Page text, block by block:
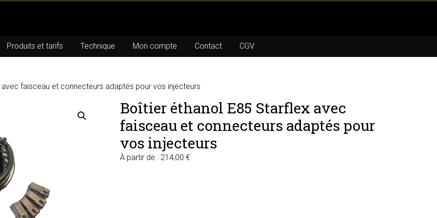
Produits et tarifs Technique Mon compte Contact CGV
faisceau et connecteurs adaptés pour vos injecteurs
Boîtier éthanol E85 Starflex avec
faisceau et connecteurs adaptés pour
vos injecteurs
À partir de : 214,00 €